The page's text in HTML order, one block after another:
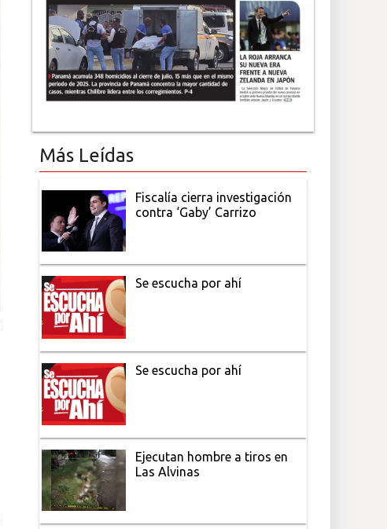
Más Leídas
Fiscalía cierra investigación
contra ‘Gaby’ Carrizo
Se escucha por ahí
Se escucha por ahí
Ejecutan hombre a tiros en
Las Alvinas